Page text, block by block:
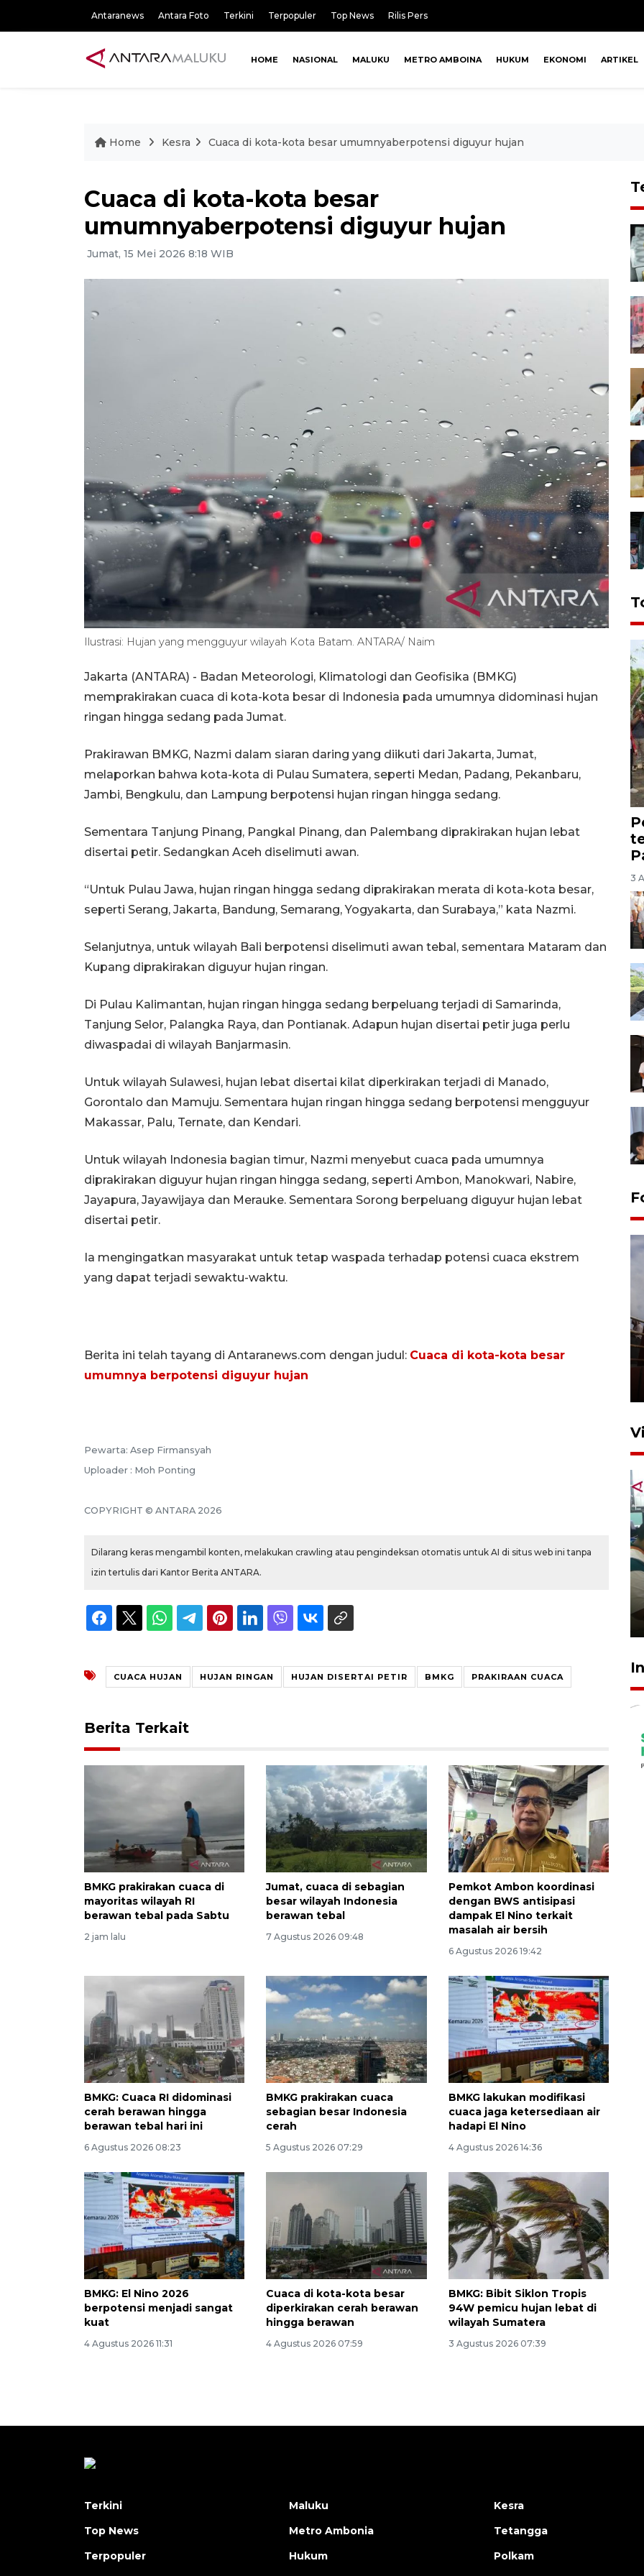
Antaranews Antara Foto Terkini Terpopuler Top News Rilis Pers
HOME NASIONAL MALUKU METRO AMBOINA HUKUM EKONOMI ARTIKEL
Home Kesra Cuaca di kota-kota besar umumnyaberpotensi diguyur hujan
Cuaca di kota-kota besar
umumnyaberpotensi diguyur hujan
Jumat, 15 Mei 2026 8:18 WIB
Ilustrasi: Hujan yang mengguyur wilayah Kota Batam. ANTARA/ Naim
Jakarta (ANTARA) - Badan Meteorologi, Klimatologi dan Geofisika (BMKG)
memprakirakan cuaca di kota-kota besar di Indonesia pada umumnya didominasi hujan
ringan hingga sedang pada Jumat.
Prakirawan BMKG, Nazmi dalam siaran daring yang diikuti dari Jakarta, Jumat,
melaporkan bahwa kota-kota di Pulau Sumatera, seperti Medan, Padang, Pekanbaru,
Jambi, Bengkulu, dan Lampung berpotensi hujan ringan hingga sedang.
Sementara Tanjung Pinang, Pangkal Pinang, dan Palembang diprakirakan hujan lebat
disertai petir. Sedangkan Aceh diselimuti awan.
“Untuk Pulau Jawa, hujan ringan hingga sedang diprakirakan merata di kota-kota besar,
seperti Serang, Jakarta, Bandung, Semarang, Yogyakarta, dan Surabaya,” kata Nazmi.
Selanjutnya, untuk wilayah Bali berpotensi diselimuti awan tebal, sementara Mataram dan
Kupang diprakirakan diguyur hujan ringan.
Di Pulau Kalimantan, hujan ringan hingga sedang berpeluang terjadi di Samarinda,
Tanjung Selor, Palangka Raya, dan Pontianak. Adapun hujan disertai petir juga perlu
diwaspadai di wilayah Banjarmasin.
Untuk wilayah Sulawesi, hujan lebat disertai kilat diperkirakan terjadi di Manado,
Gorontalo dan Mamuju. Sementara hujan ringan hingga sedang berpotensi mengguyur
Makassar, Palu, Ternate, dan Kendari.
Untuk wilayah Indonesia bagian timur, Nazmi menyebut cuaca pada umumnya
diprakirakan diguyur hujan ringan hingga sedang, seperti Ambon, Manokwari, Nabire,
Jayapura, Jayawijaya dan Merauke. Sementara Sorong berpeluang diguyur hujan lebat
disertai petir.
Ia mengingatkan masyarakat untuk tetap waspada terhadap potensi cuaca ekstrem
yang dapat terjadi sewaktu-waktu.
Berita ini telah tayang di Antaranews.com dengan judul: Cuaca di kota-kota besar
umumnya berpotensi diguyur hujan
Pewarta: Asep Firmansyah
Uploader : Moh Ponting
COPYRIGHT © ANTARA 2026
Dilarang keras mengambil konten, melakukan crawling atau pengindeksan otomatis untuk AI di situs web ini tanpa
izin tertulis dari Kantor Berita ANTARA.
CUACA HUJAN HUJAN RINGAN HUJAN DISERTAI PETIR BMKG PRAKIRAAN CUACA
Berita Terkait
BMKG prakirakan cuaca di
mayoritas wilayah RI
berawan tebal pada Sabtu
2 jam lalu
Jumat, cuaca di sebagian
besar wilayah Indonesia
berawan tebal
7 Agustus 2026 09:48
Pemkot Ambon koordinasi
dengan BWS antisipasi
dampak El Nino terkait
masalah air bersih
6 Agustus 2026 19:42
BMKG: Cuaca RI didominasi
cerah berawan hingga
berawan tebal hari ini
6 Agustus 2026 08:23
BMKG prakirakan cuaca
sebagian besar Indonesia
cerah
5 Agustus 2026 07:29
BMKG lakukan modifikasi
cuaca jaga ketersediaan air
hadapi El Nino
4 Agustus 2026 14:36
BMKG: El Nino 2026
berpotensi menjadi sangat
kuat
4 Agustus 2026 11:31
Cuaca di kota-kota besar
diperkirakan cerah berawan
hingga berawan
4 Agustus 2026 07:59
BMKG: Bibit Siklon Tropis
94W pemicu hujan lebat di
wilayah Sumatera
3 Agustus 2026 07:39
3
Unjuk rasa protes penataan
Pasar Higienis
Awas penipuan berbasis AI
2026-08-07 13:45:00
Terkini
Top News
Terpopuler
Maluku
Metro Ambonia
Hukum
Kesra
Tetangga
Polkam